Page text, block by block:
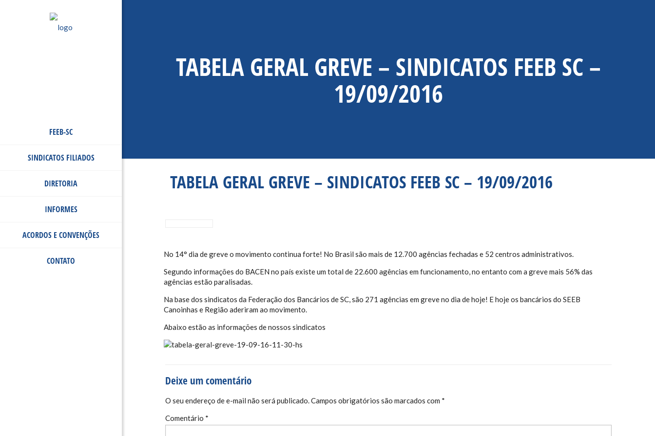
FEEB-SC
SINDICATOS FILIADOS
DIRETORIA
INFORMES
ACORDOS E CONVENÇÕES
CONTATO
TABELA GERAL GREVE – SINDICATOS FEEB SC –
19/09/2016
TABELA GERAL GREVE – SINDICATOS FEEB SC – 19/09/2016
No 14° dia de greve o movimento continua forte! No Brasil são mais de 12.700 agências fechadas e 52 centros administrativos.
Segundo informações do BACEN no país existe um total de 22.600 agências em funcionamento, no entanto com a greve mais 56% das
agências estão paralisadas.
Na base dos sindicatos da Federação dos Bancários de SC, são 271 agências em greve no dia de hoje! E hoje os bancários do SEEB
Canoinhas e Região aderiram ao movimento.
Abaixo estão as informações de nossos sindicatos
Deixe um comentário
O seu endereço de e-mail não será publicado.Campos obrigatórios são marcados com *
Comentário *